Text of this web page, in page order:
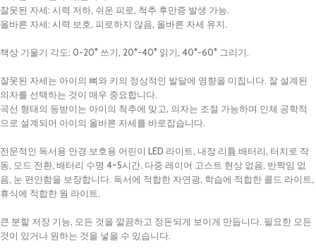
잘못된 자세: 시력 저하, 쉬운 피로, 척추 후만증 발생 가능.
올바른 자세: 시력 보호, 피로하지 않음, 올바른 자세 유지.
책상 기울기 각도: 0-20° 쓰기, 20°-40° 읽기, 40°-60° 그리기.
잘못된 자세는 아이의 뼈와 키의 정상적인 발달에 영향을 미칩니다. 잘 설계된
의자를 선택하는 것이 매우 중요합니다.
곡선 형태의 등받이는 아이의 척추에 맞고, 의자는 조절 가능하며 인체 공학적
으로 설계되어 아이의 올바른 자세를 바로잡습니다.
전문적인 독서용 안경 보호용 어린이 LED 라이트, 내장 리튬 배터리, 터치로 작
동, 모드 전환, 배터리 수명 4~5시간. 다중 레이어 고스트 현상 없음, 반짝임 없
음, 눈 편안함을 보장합니다. 독서에 적합한 자연광, 학습에 적합한 콜드 라이트,
휴식에 적합한 웜 라이트.
큰 분할 저장 기능, 모든 것을 깔끔하고 정돈되게 보이게 만듭니다. 필요한 모든
것이 있거나 원하는 것을 넣을 수 있습니다.